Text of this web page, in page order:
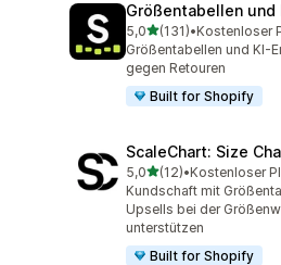
Größentabellen und
5,0von 5 Sternen
(131)
131 Rezensionen
•Kostenloser
Größentabellen und KI-
gegen Retouren
Built for Shopify
ScaleChart: Size
5,0von 5 Sternen
(12)
12 Rezensionen
•Kostenloser
Kundschaft mit
Upsells bei der
unterstützen
Built for Shopify